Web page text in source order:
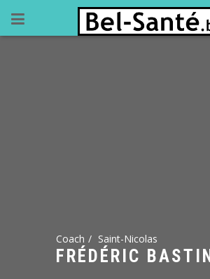
Coach Saint-Nicolas
FRÉDÉRIC BASTIN